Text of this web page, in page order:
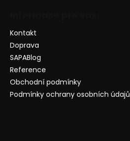
Kontakt
Doprava
SAPABlog
Reference
Obchodní podmínky
Podmínky ochrany osobních údajů